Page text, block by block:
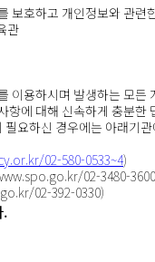
보호하고 개인정보와 관
관
이용하시며 발생하는 모
에 대해 신속하게 충분한
요하신 경우에는 아래기
02-580-0533~4)
02-3480-
02-392-0330)
.